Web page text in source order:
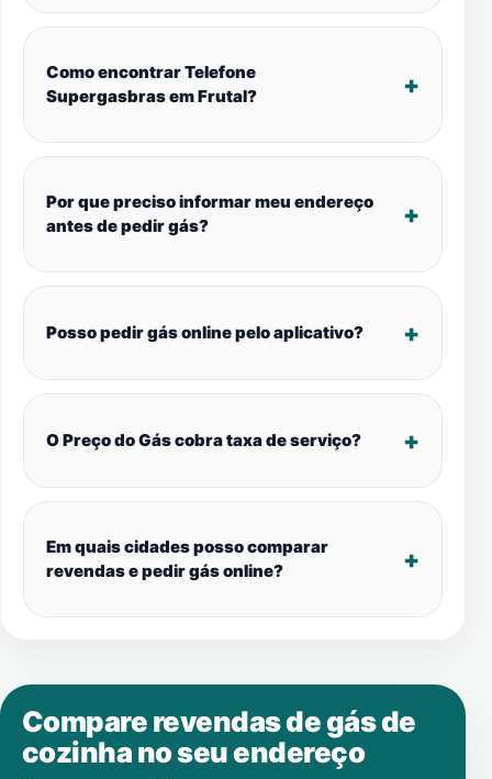
Como encontrar Telefone
Supergasbras em Frutal?
Por que preciso informar meu endereço
antes de pedir gás?
Posso pedir gás online pelo aplicativo?
O Preço do Gás cobra taxa de serviço?
Em quais cidades posso comparar
revendas e pedir gás online?
Compare revendas de gás de
cozinha no seu endereço